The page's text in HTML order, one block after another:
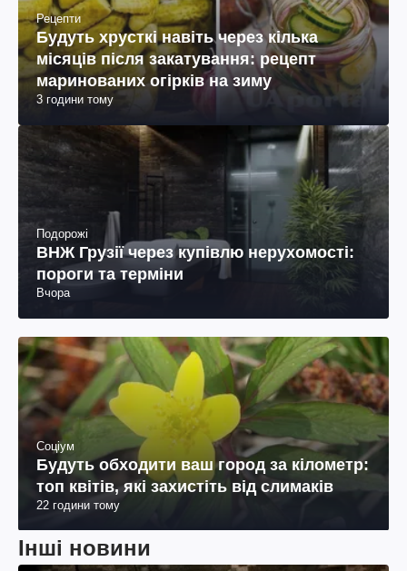
Рецепти
Будуть хрусткі навіть через кілька
місяців після закатування: рецепт
маринованих огірків на зиму
3 години тому
Подорожі
ВНЖ Грузії через купівлю нерухомості:
пороги та терміни
Вчора
Соціум
Будуть обходити ваш город за кілометр:
топ квітів, які захистіть від слимаків
22 години тому
Інші новини